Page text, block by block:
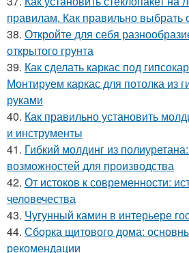
правилам. Как правильно выбрать
38. Откройте для себя
открытого грунта
39. Как сделать каркас под
Монтируем каркас для потолка из
руками
40. Как правильно установить
и инструменты
41. Гибкий молдинг из
возможностей для производства
42. От истоков к современности:
человечества
43. Чугунный камин в интерьере
44. Сборка щитового дома:
рекомендации